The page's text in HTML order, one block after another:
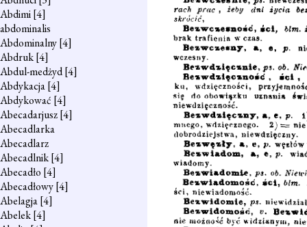
Abdimi[4]
abdominalis
Abdominalny[4]
Abdruk[4]
Abdul-medżyd[4]
Abdykacja[4]
Abdykować [4]
Abecadarjusz[4]
Abecadlarka
Abecadlarz
Abecadlnik[4]
Abecadło [4]
Abecadłowy[4]
Abelagja[4]
Abelek[4]